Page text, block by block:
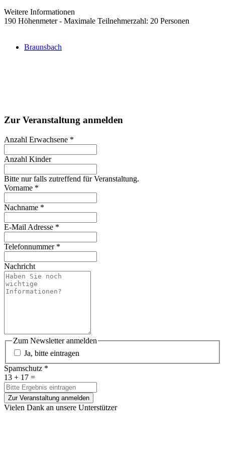
Weitere Informationen
190 Höhenmeter - Maximale Teilnehmerzahl: 20 Personen
Braunsbach
Zur Veranstaltung anmelden
Anzahl Erwachsene *
Anzahl Kinder
Bitte nur falls zutreffend für Veranstaltung.
Vorname *
Nachname *
E-Mail Adresse *
Telefonnummer *
Nachricht
Zum Newsletter anmelden
Ja, bitte eintragen
Spamschutz *
13 + 17 =
Zur Veranstaltung anmelden
Vielen Dank an unsere Unterstützer